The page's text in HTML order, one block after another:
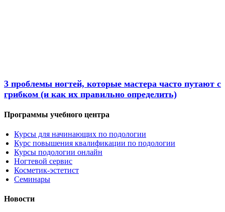
3 проблемы ногтей, которые мастера часто путают с
грибком (и как их правильно определить)
Программы учебного центра
Курсы для начинающих по подологии
Курс повышения квалификации по подологии
Курсы подологии онлайн
Ногтевой сервис
Косметик-эстетист
Семинары
Новости